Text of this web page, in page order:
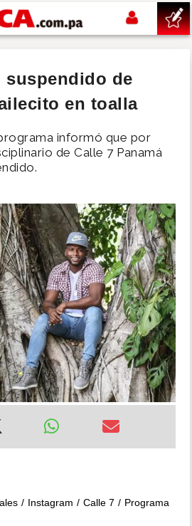
suspendido de
en toalla
informó que por
de Calle 7 Panamá
Instagram Calle 7
Programa